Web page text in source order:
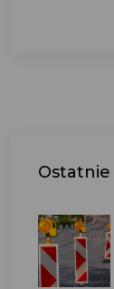
Ostatnie